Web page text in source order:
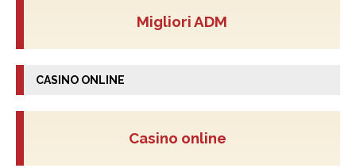
Migliori ADM
CASINO ONLINE
Casino online